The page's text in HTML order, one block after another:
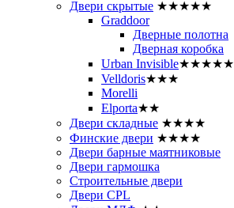
Двери скрытые ★★★★★
Graddoor
Дверные полотна
Дверная коробка
Urban Invisible★★★★★
Velldoris★★★
Morelli
Elporta★★
Двери складные ★★★★
Финские двери ★★★★
Двери барные маятниковые
Двери гармошка
Строительные двери
Двери CРL